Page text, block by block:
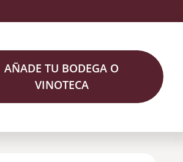
AÑADE TU BODEGA O
VINOTECA